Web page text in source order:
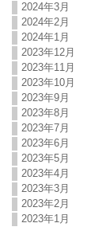
2024年3月
2024年2月
2024年1月
2023年12月
2023年11月
2023年10月
2023年9月
2023年8月
2023年7月
2023年6月
2023年5月
2023年4月
2023年3月
2023年2月
2023年1月